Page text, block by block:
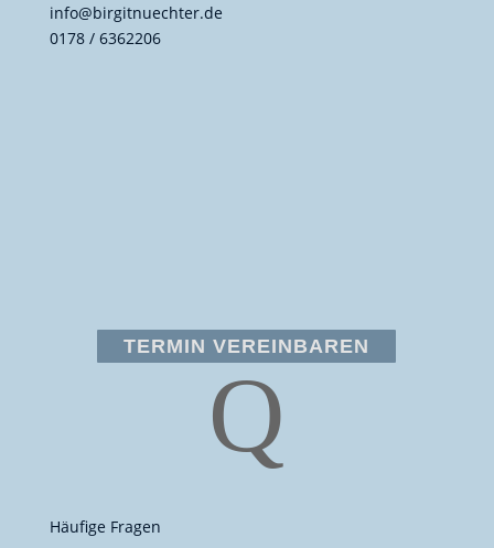
info@birgitnuechter.de
0178 / 6362206
TERMIN VEREINBAREN
Q
Häufige Fragen